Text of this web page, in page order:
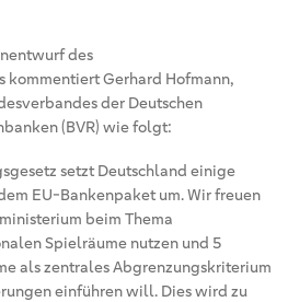
des
kommentiert Gerhard Hofmann,
der Deutschen
(BVR) wie folgt:
setzt Deutschland einige
EU-Bankenpaket um. Wir freuen
beim Thema
Spielräume nutzen und 5
als zentrales Abgrenzungskriterium
einführen will. Dies wird zu